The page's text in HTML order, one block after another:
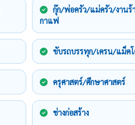
กุ๊ก/พ่อครัว/แม่ครัว/งานร้
กาแฟ
ขับรถบรรทุก/เครน/แม็ค
ครุศาสตร์/ศึกษาศาสตร์
ช่างก่อสร้าง